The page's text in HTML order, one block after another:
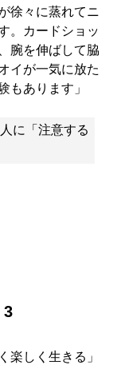
徐々に蒸れてニ
。カードショッ
腕を伸ばして脇
イが一気に放た
もあります」
に「注意する
3
を多くの人に届け
楽しく生きる」